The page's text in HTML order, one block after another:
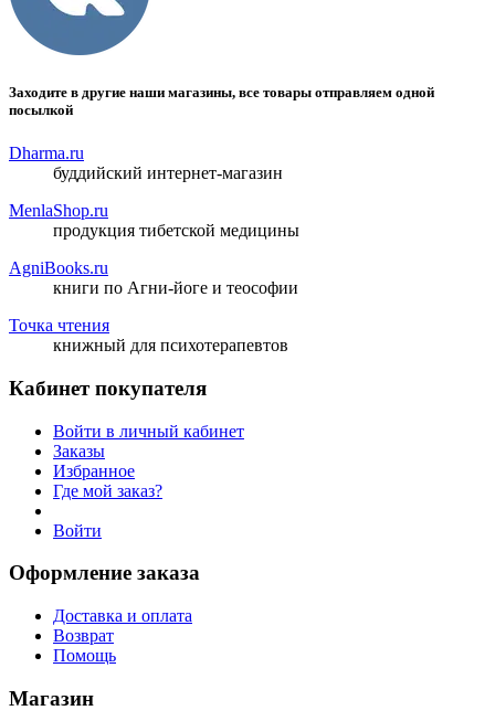
Заходите в другие наши магазины, все товары отправляем одной
посылкой
Dharma.ru
буддийский интернет-магазин
MenlaShop.ru
продукция тибетской медицины
AgniBooks.ru
книги по Агни-йоге и теософии
Точка чтения
книжный для психотерапевтов
Кабинет покупателя
Войти в личный кабинет
Заказы
Избранное
Где мой заказ?
Войти
Оформление заказа
Доставка и оплата
Возврат
Помощь
Магазин